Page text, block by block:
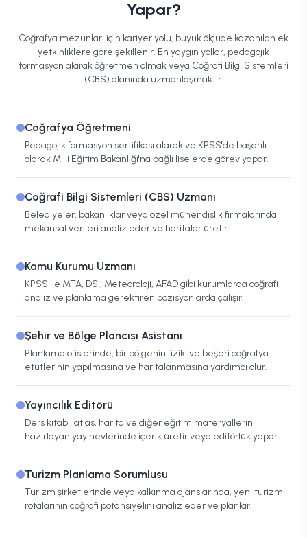
Yapar?
Coğrafya mezunları için kariyer yolu, büyük ölçüde kazanılan ek
yetkinliklere göre şekillenir. En yaygın yollar, pedagojik
formasyon alarak öğretmen olmak veya Coğrafi Bilgi Sistemleri
(CBS) alanında uzmanlaşmaktır.
Coğrafya Öğretmeni
Pedagojik formasyon sertifikası alarak ve KPSS'de başarılı
olarak Milli Eğitim Bakanlığı'na bağlı liselerde görev yapar.
Coğrafi Bilgi Sistemleri (CBS) Uzmanı
Belediyeler, bakanlıklar veya özel mühendislik firmalarında,
mekansal verileri analiz eder ve haritalar üretir.
Kamu Kurumu Uzmanı
KPSS ile MTA, DSİ, Meteoroloji, AFAD gibi kurumlarda coğrafi
analiz ve planlama gerektiren pozisyonlarda çalışır.
Şehir ve Bölge Plancısı Asistanı
Planlama ofislerinde, bir bölgenin fiziki ve beşeri coğrafya
etütlerinin yapılmasına ve haritalanmasına yardımcı olur.
Yayıncılık Editörü
Ders kitabı, atlas, harita ve diğer eğitim materyallerini
hazırlayan yayınevlerinde içerik üretir veya editörlük yapar.
Turizm Planlama Sorumlusu
Turizm şirketlerinde veya kalkınma ajanslarında, yeni turizm
rotalarının coğrafi potansiyelini analiz eder ve planlar.